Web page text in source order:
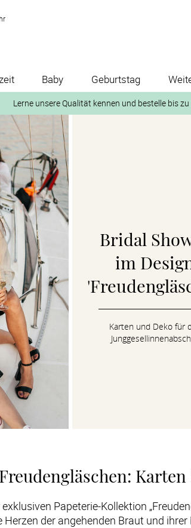
Baby Geburtstag
Lerne unsere Qualität kennen und bestelle bis zu
1. Wähle bis zu 3 Kartendesigns
Musterkarte“
auf der jeweiligen Produktseite
Bridal
im
Karten und Deko für
Freudengläschen: Karten
Papeterie-Kollektion
Herzen der angehenden Braut und